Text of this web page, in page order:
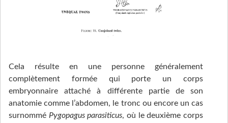
Cela résulte en une personne généralement
complètement formée qui porte un corps
embryonnaire attaché à différente partie de son
anatomie comme l’abdomen, le tronc ou encore un cas
surnommé Pygopagus parasiticus, où le deuxième corps